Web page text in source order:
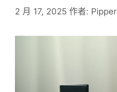
2 月 17, 2025 作者: